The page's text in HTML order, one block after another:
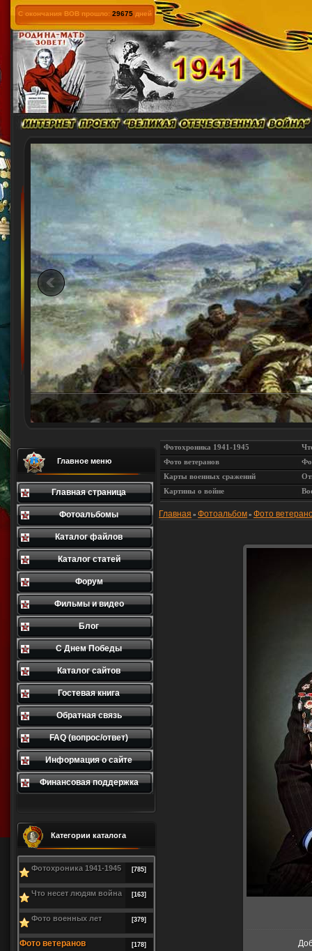
С окончания ВОВ прошло: 29675 дней
Главное меню
Главная страница
Фотоальбомы
Каталог файлов
Каталог статей
Форум
Фильмы и видео
Блог
С Днем Победы
Каталог сайтов
Гостевая книга
Обратная связь
FAQ (вопрос/ответ)
Информация о сайте
Финансовая поддержка
Категории каталога
Фотохроника 1941-1945 [785]
Что несет людям война [163]
Фото военных лет [379]
Фото ветеранов [178]
Фотохроника 1941-1945
Фото ветеранов
Карты военных сражений
Картины о войне
Главная » Фотоальбом » Фото